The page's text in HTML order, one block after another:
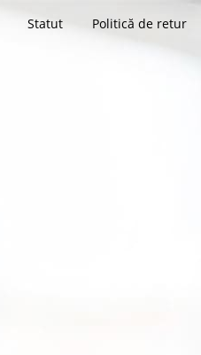
Statut Politică de retur